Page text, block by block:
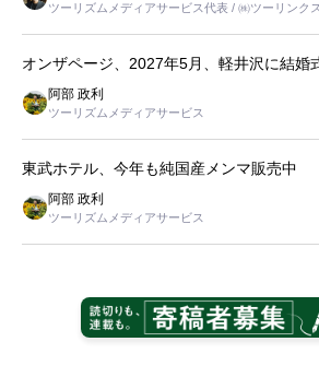
ツーリズムメディアサービス代表 / ㈱ツーリンク
オンザページ、2027年5月、軽井沢に結婚
阿部 政利
ツーリズムメディアサービス
東武ホテル、今年も純国産メンマ販売中
阿部 政利
ツーリズムメディアサービス